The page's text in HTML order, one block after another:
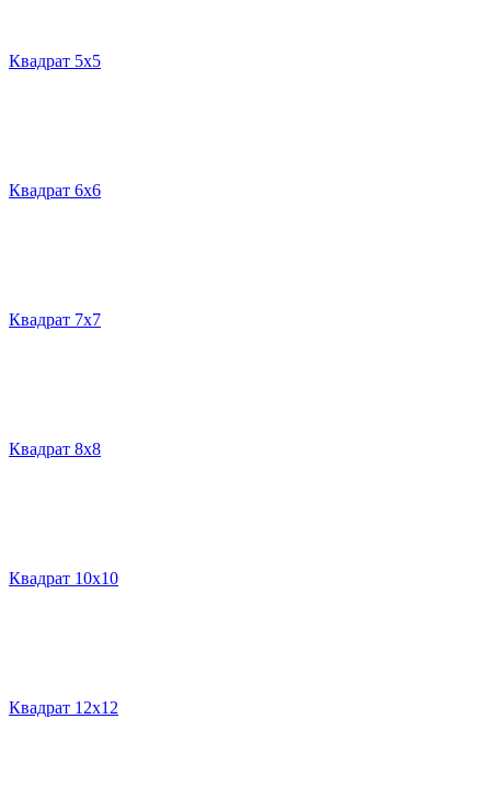
Квадрат 5х5
Квадрат 6х6
Квадрат 7х7
Квадрат 8х8
Квадрат 10х10
Квадрат 12х12